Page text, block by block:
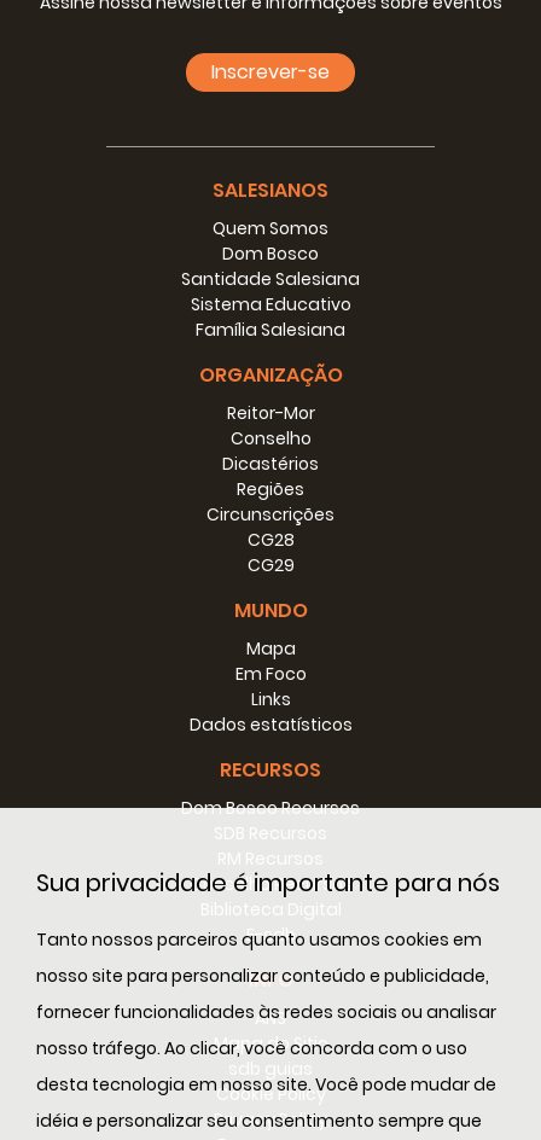
Sua privacidade é importante para nós
Tanto nossos parceiros quanto usamos cookies em
nosso site para personalizar conteúdo e publicidade,
fornecer funcionalidades às redes sociais ou analisar
nosso tráfego. Ao clicar, você concorda com o uso
desta tecnologia em nosso site. Você pode mudar de
idéia e personalizar seu consentimento sempre que
Inscrever-se
SALESIANOS
Quem Somos
Dom Bosco
Santidade Salesiana
Sistema Educativo
Família Salesiana
ORGANIZAÇÃO
Reitor-Mor
Conselho
Dicastérios
Regiões
Circunscrições
CG28
CG29
MUNDO
Mapa
Em Foco
Links
Dados estatísticos
RECURSOS
Dom Bosco Recursos
Conselho Recursos
E-sdb
INFO
ANS
Mapa do Sitio
Cookie Policy
Privacy Policy